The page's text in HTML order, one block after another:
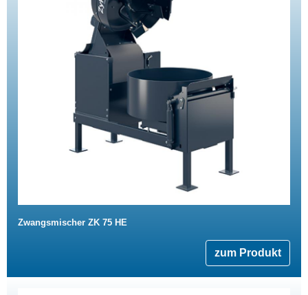
Zwangsmischer ZK 75 HE
zum Produkt